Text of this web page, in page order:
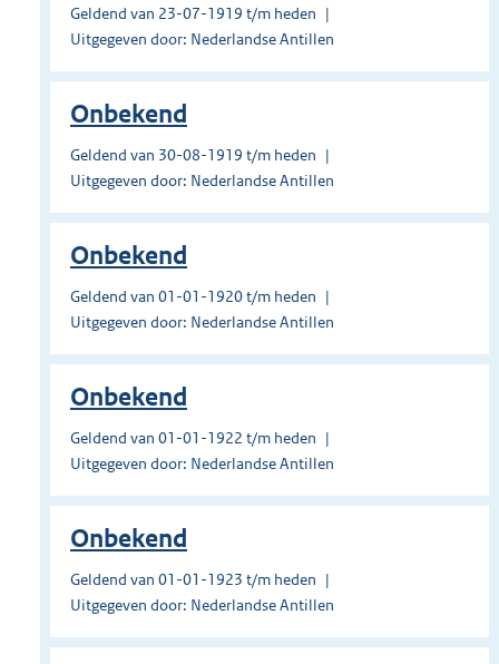
Geldend van 23-07-1919 t/m heden
Uitgegeven door: Nederlandse Antillen
Onbekend
Geldend van 30-08-1919 t/m heden
Uitgegeven door: Nederlandse Antillen
Onbekend
Geldend van 01-01-1920 t/m heden
Uitgegeven door: Nederlandse Antillen
Onbekend
Geldend van 01-01-1922 t/m heden
Uitgegeven door: Nederlandse Antillen
Onbekend
Geldend van 01-01-1923 t/m heden
Uitgegeven door: Nederlandse Antillen